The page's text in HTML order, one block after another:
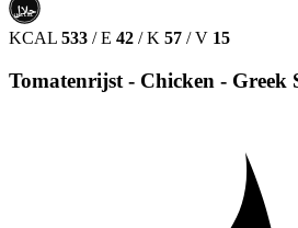
حلال
HALAL
KCAL 533 / E 42 / K 57 / V 15
Tomatenrijst - Chicken - Greek